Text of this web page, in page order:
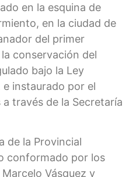
en la esquina de
en la ciudad de
del primer
conservación del
bajo la Ley
e instaurado por el
través de la Secretaría
de la Provincial
conformado por los
Vásquez y